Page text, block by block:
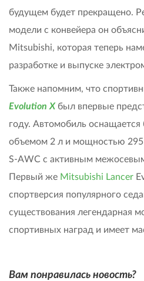
будущем будет прекращено.
модели с конвейера он
Mitsubishi, которая теперь
разработке и выпуске
Также напомним, что
Evolution X был впервые
году. Автомобиль
объемом 2 л и мощностью 295
S-AWC с активным
Первый же Mitsubishi Lancer
спортверсия популярного
существования легендарная
спортивных наград и имеет
Вам понравилась новость?